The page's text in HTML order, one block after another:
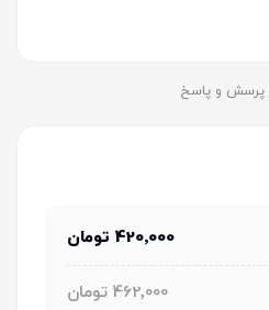
420٬000 تومان
462٬000 تومان